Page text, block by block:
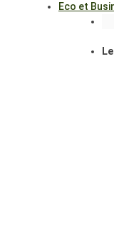
Eco et